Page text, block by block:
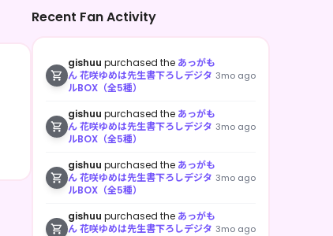
Recent Fan Activity
gishuu purchased the あっがも
ん 花咲ゆめは先生書下ろしデジタ
ルBOX（全5種）
3mo ago
gishuu purchased the あっがも
ん 花咲ゆめは先生書下ろしデジタ
ルBOX（全5種）
3mo ago
gishuu purchased the あっがも
ん 花咲ゆめは先生書下ろしデジタ
ルBOX（全5種）
3mo ago
gishuu purchased the あっがも
ん 花咲ゆめは先生書下ろしデジタ 3mo ago